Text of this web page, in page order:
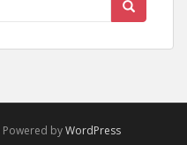
Powered byWordPress